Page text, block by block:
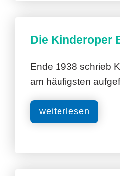
Die Kinderoper
Ende 1938 schrieb
am häufigsten
weiterlesen